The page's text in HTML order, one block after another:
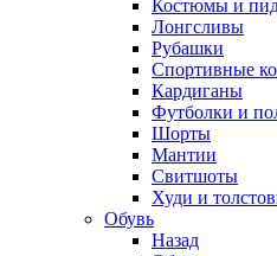
Костюмы и
Лонгсливы
Рубашки
Спортивные
Кардиганы
Футболки и
Шорты
Мантии
Свитшоты
Худи и
Обувь
Назад